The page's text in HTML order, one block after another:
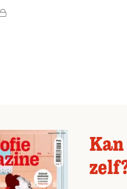
Voor leden